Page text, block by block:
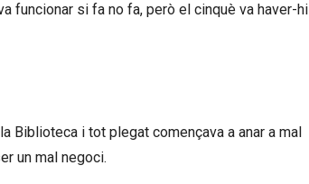
funcionar si fa no fa, però el cinquè va haver-hi
Biblioteca i tot plegat començava a anar a mal
un mal negoci.